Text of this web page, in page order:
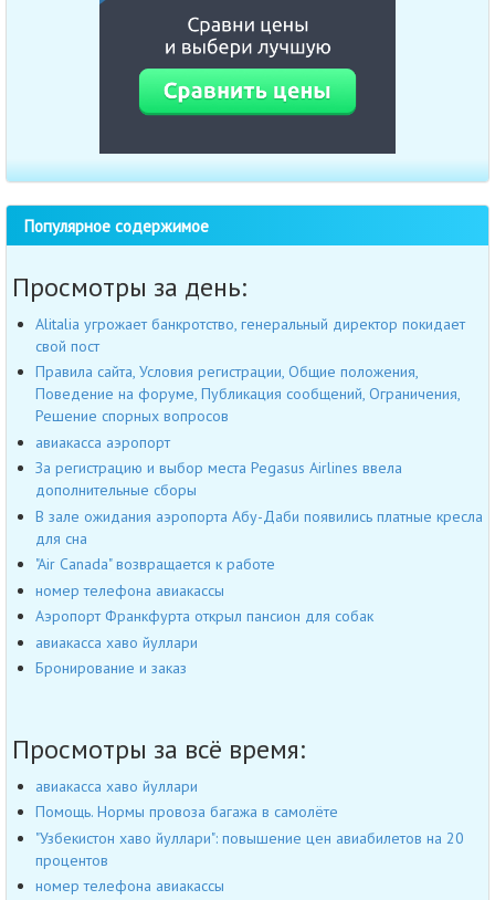
Популярное содержимое
Просмотры за день:
Alitalia угрожает банкротство, генеральный директор покидает
свой пост
Правила сайта, Условия регистрации, Общие положения,
Поведение на форуме, Публикация сообщений, Ограничения,
Решение спорных вопросов
авиакасса аэропорт
За регистрацию и выбор места Pegasus Airlines ввела
дополнительные сборы
В зале ожидания аэропорта Абу-Даби появились платные кресла
для сна
"Air Canada" возвращается к работе
номер телефона авиакассы
Аэропорт Франкфурта открыл пансион для собак
авиакасса хаво йуллари
Бронирование и заказ
Просмотры за всё время:
авиакасса хаво йуллари
Помощь. Нормы провоза багажа в самолёте
"Узбекистон хаво йуллари": повышение цен авиабилетов на 20
процентов
номер телефона авиакассы